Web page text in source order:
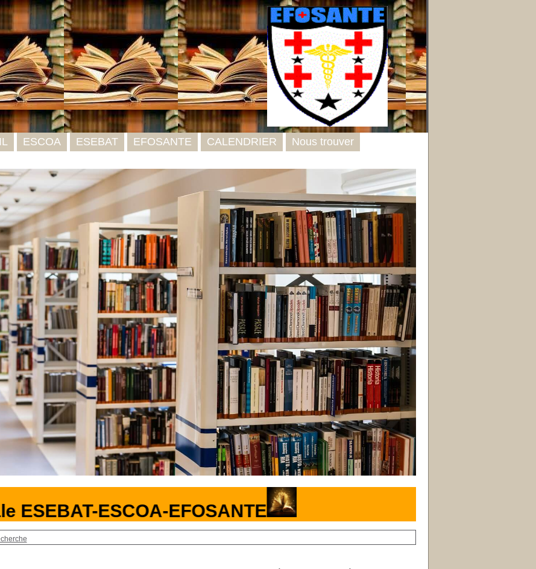
ESCOA-EFOSANTE
ESCOA ESEBAT EFOSANTE CALENDRIER Nous trouver